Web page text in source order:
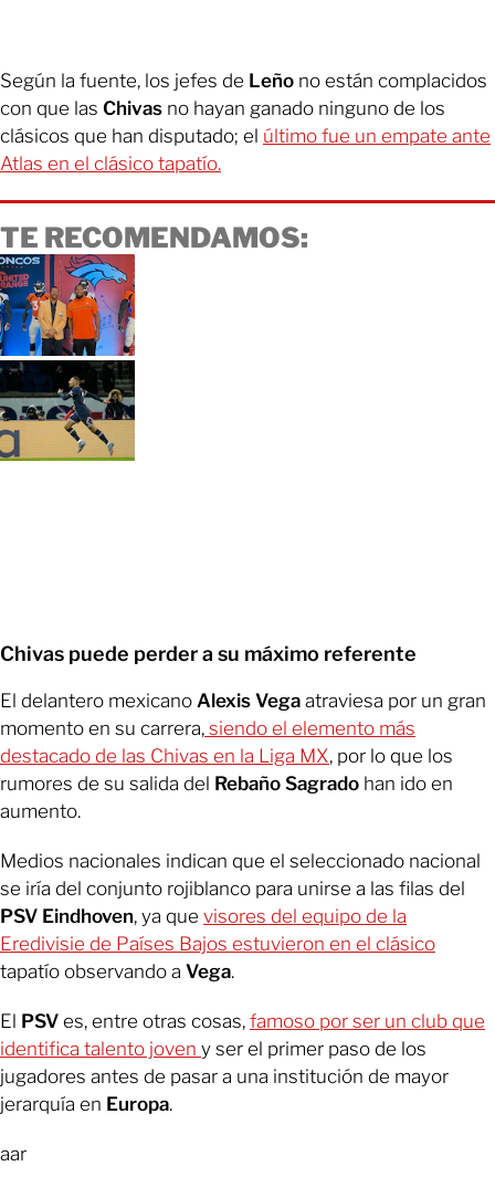
Según la fuente, los jefes de Leño no están complacidos
con que las Chivas no hayan ganado ninguno de los
clásicos que han disputado; el último fue un empate ante
Atlas en el clásico tapatío.
TE RECOMENDAMOS:
Chivas puede perder a su máximo referente
El delantero mexicano Alexis Vega atraviesa por un gran
momento en su carrera, siendo el elemento más
destacado de las Chivas en la Liga MX, por lo que los
rumores de su salida del Rebaño Sagrado han ido en
aumento.
Medios nacionales indican que el seleccionado nacional
se iría del conjunto rojiblanco para unirse a las filas del
PSV Eindhoven, ya que visores del equipo de la
Eredivisie de Países Bajos estuvieron en el clásico
tapatío observando a Vega.
El PSV es, entre otras cosas, famoso por ser un club que
identifica talento joven y ser el primer paso de los
jugadores antes de pasar a una institución de mayor
jerarquía en Europa.
aar